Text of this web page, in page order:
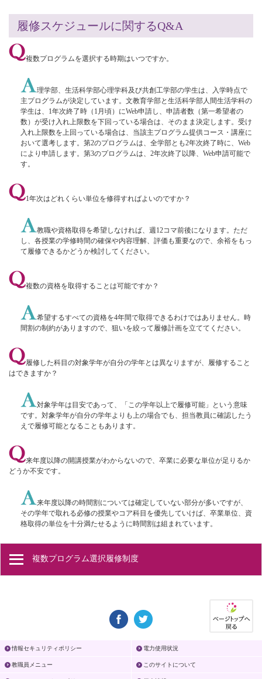
履修スケジュールに関するQ&A
複数プログラムを選択する時期はいつですか。
理学部、生活科学部心理学科及び共創工学部の学生は、入学時点で
主プログラムが決定しています。文教育学部と生活科学部人間生活学科の
学生は、1年次終了時（1月頃）にWeb申請し、申請者数（第一希望者の
数）が受け入れ上限数を下回っている場合は、そのまま決定します。受け
入れ上限数を上回っている場合は、当該主プログラム提供コース・講座に
おいて選考します。第2のプログラムは、全学部とも2年次終了時に、Web
により申請します。第3のプログラムは、2年次終了以降、Web申請可能で
す。
1年次はどれくらい単位を修得すればよいのですか？
教職や資格取得を希望しなければ、週12コマ前後になります。ただ
し、各授業の学修時間の確保や内容理解、評価も重要なので、余裕をもっ
て履修できるかどうか検討してください。
複数の資格を取得することは可能ですか？
希望するすべての資格を4年間で取得できるわけではありません。時
間割の制約がありますので、狙いを絞って履修計画を立ててください。
履修した科目の対象学年が自分の学年とは異なりますが、履修すること
はできますか？
対象学年は目安であって、「この学年以上で履修可能」という意味
です。対象学年が自分の学年よりも上の場合でも、担当教員に確認したう
えで履修可能となることもあります。
来年度以降の開講授業がわからないので、卒業に必要な単位が足りるか
どうか不安です。
来年度以降の時間割については確定していない部分が多いですが、
その学年で取れる必修の授業やコア科目を優先していけば、卒業単位、資
格取得の単位を十分満たせるように時間割は組まれています。
複数プログラム選択履修制度
情報セキュリティポリシー 電力使用状況
教職員メニュー このサイトについて